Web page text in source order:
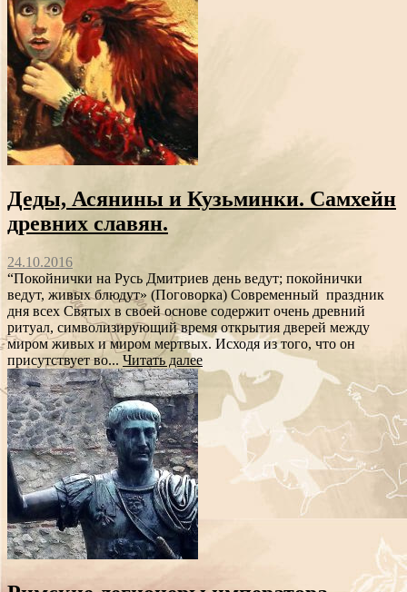
Деды, Асянины и Кузьминки. Самхейн
древних славян.
24.10.2016
“Покойнички на Русь Дмитриев день ведут; покойнички
ведут, живых блюдут» (Поговорка) Современный праздник
дня всех Святых в своей основе содержит очень древний
ритуал, символизирующий время открытия дверей между
миром живых и миром мертвых. Исходя из того, что он
присутствует во... Читать далее